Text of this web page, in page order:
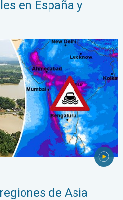
en España y
Asia. Graves inundaciones. . .
de Asia